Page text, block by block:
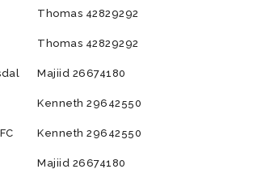
Dommere
Værktøjer til
Referater fra
bestyrelsesmøder
U13 Drenge Bredde
Thomas 42829292
Thomas 42829292
Majiid 26674180
Kenneth 29642550
Kenneth 29642550
Majiid 26674180